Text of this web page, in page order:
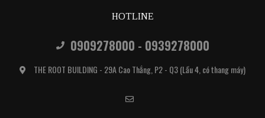
HOTLINE
0909278000 - 0939278000
THE ROOT BUILDING - 29A Cao Thắng, P2 - Q3 (Lầu 4, có thang máy)